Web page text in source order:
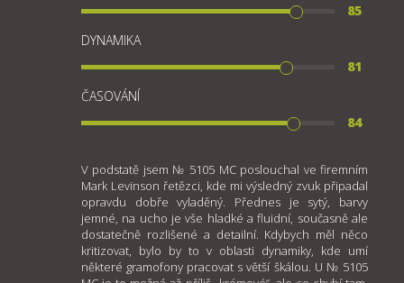
85
DYNAMIKA
81
ČASOVÁNÍ
84
V podstatě jsem № 5105 MC poslouchal ve firemním
Mark Levinson řetězci, kde mi výsledný zvuk připadal
opravdu dobře vyladěný. Přednes je sytý, barvy
jemné, na ucho je vše hladké a fluidní, současně ale
dostatečně rozlišené a detailní. Kdybych měl něco
kritizovat, bylo by to v oblasti dynamiky, kde umí
některé gramofony pracovat s větší škálou. U № 5105